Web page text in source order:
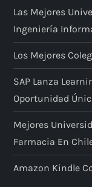
n
t
r
a
d
a
Las Mejores
Ingeniería
Los Mejores
SAP Lanza
Oportunidad
Mejores
Farmacia En
Amazon Kindle